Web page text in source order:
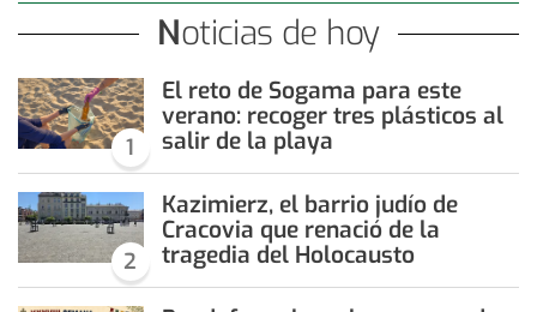
Noticias de hoy
1
El reto de Sogama para este
verano: recoger tres plásticos al
salir de la playa
2
Kazimierz, el barrio judío de
Cracovia que renació de la
tragedia del Holocausto